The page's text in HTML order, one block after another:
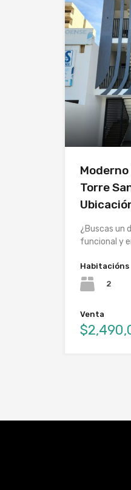
Torre
¿Buscas un
funcional y
Habitacións
2
Venta